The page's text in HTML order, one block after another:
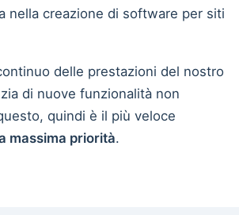
nella creazione di software per siti
delle prestazioni del nostro
di nuove funzionalità non
quindi è il più veloce
massima priorità.